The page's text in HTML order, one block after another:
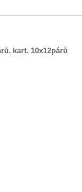
kart. 10x12párů